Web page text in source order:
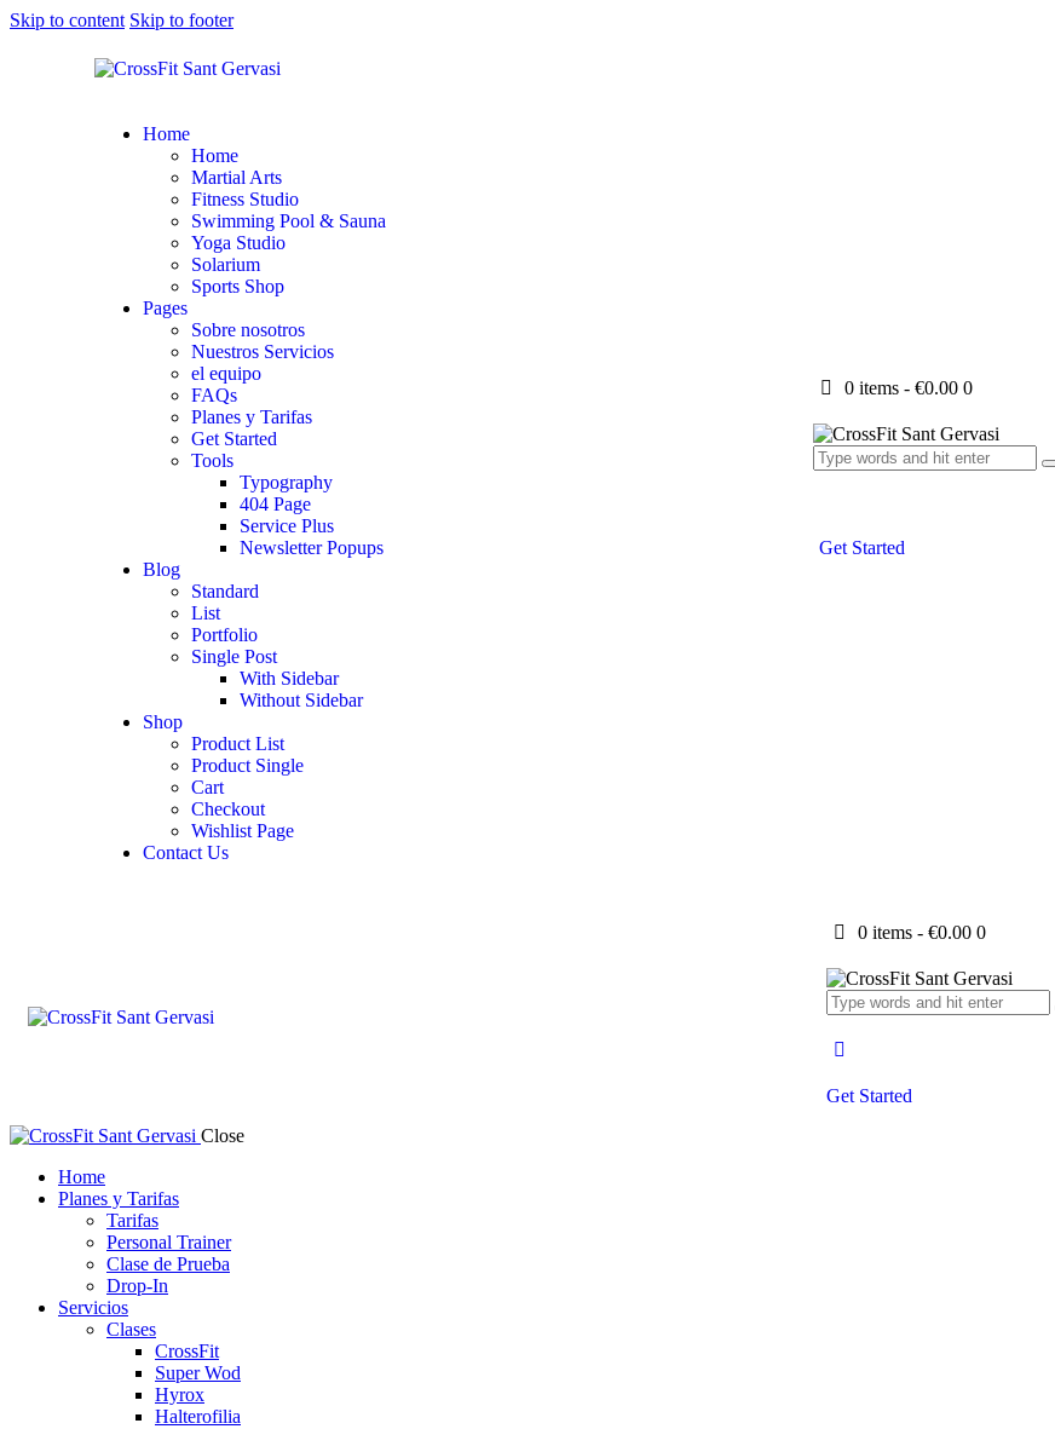
Skip to content Skip to footer
Home
Home
Martial Arts
Fitness Studio
Swimming Pool & Sauna
Yoga Studio
Solarium
Sports Shop
Pages
Sobre nosotros
Nuestros Servicios
el equipo
FAQs
Planes y Tarifas
Get Started
Tools
Typography
404 Page
Service Plus
Newsletter Popups
Blog
Standard
List
Portfolio
Single Post
With Sidebar
Without Sidebar
Shop
Product List
Product Single
Cart
Checkout
Wishlist Page
Contact Us
0 items - €0.00 0
Get Started
0 items - €0.00 0
Get Started
Close
Home
Planes y Tarifas
Tarifas
Personal Trainer
Clase de Prueba
Drop-In
Servicios
Clases
CrossFit
Super Wod
Hyrox
Halterofilia